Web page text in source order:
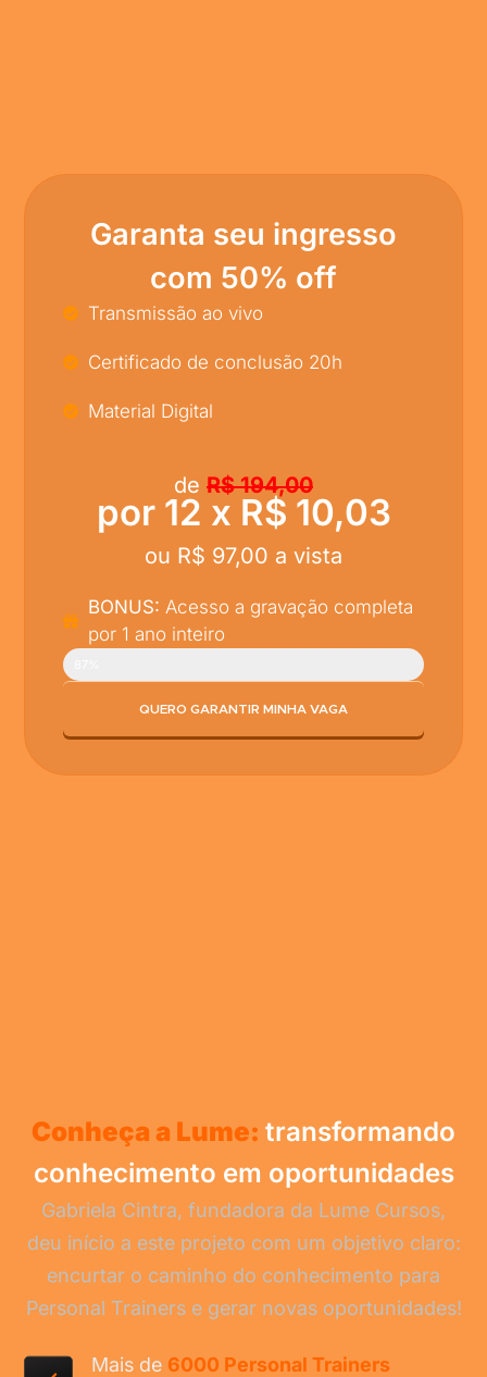
Garanta seu ingresso
com 50% off
Transmissão ao vivo
Certificado de conclusão 20h
Material Digital
de R$ 194,00
por 12 x R$ 10,03
ou R$ 97,00 a vista
BONUS: Acesso a gravação completa
por 1 ano inteiro
QUERO GARANTIR MINHA VAGA
Conheça a Lume: transformando
conhecimento em oportunidades
Gabriela Cintra, fundadora da Lume Cursos,
deu início a este projeto com um objetivo claro:
encurtar o caminho do conhecimento para
Personal Trainers e gerar novas oportunidades!
Mais de 6000 Personal Trainers